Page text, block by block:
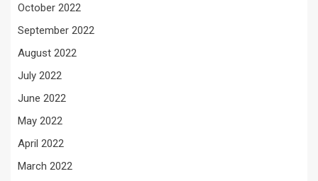
October 2022
September 2022
August 2022
July 2022
June 2022
May 2022
April 2022
March 2022